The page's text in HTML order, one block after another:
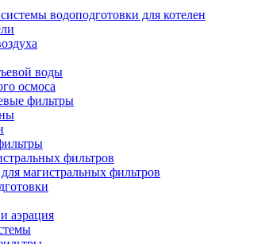
водоподготовки для котелен
воды
осмоса
фильтры
фильтров
магистральных фильтров
аэрация